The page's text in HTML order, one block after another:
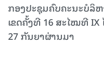
ກອງປະຊຸມຄົບຄະນະບໍລິ
ເຂດຄັ້ງທີ 16 ສະໄໝທີ IX
27 ກັນຍາຜ່ານມາ